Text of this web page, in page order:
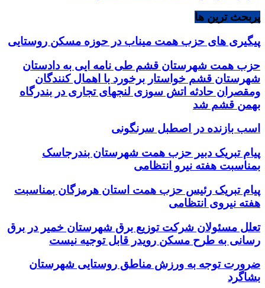
پربحث ترین ها
پیگیری های حزب همت میناب در حوزه مسکن روستایی
حزب همت شهرستان قشم طی نامه ایی به دادستان
شهرستان قشم خواستار برخورد با اهمال کنندگان
ومقصران حادثه اتش سوزی لنجهای تجاری در بندرگاه
بهمن قشم شد
اسب بازنده در اصطبل سرنگونی
پیام تبریک دبیر حزب همت شهرستان بندرجاسک
بمناسبت هفته نیرو انتظامی
پیام تبریک رئیس حزب همت استان هرمزگان بمناسبت
هفته نیروی انتظامی
تعلل مسئولان شرکت توزیع برق شهرستان خمیر در برق
رسانی به طرح مسکن رویدر قابل توجیه نیست
ضرورت توجه به ورزش مناطق روستایی شهرستان
بشاگرد